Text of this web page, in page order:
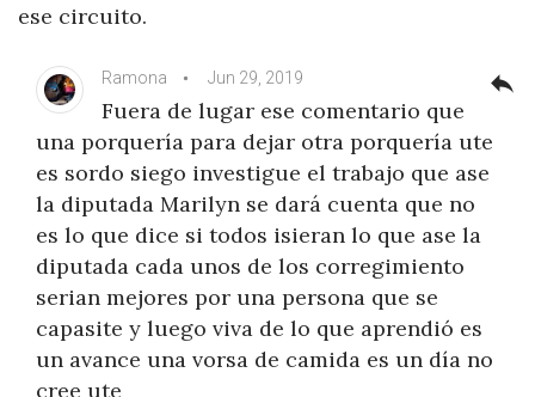
ese circuito.
Ramona Jun 29, 2019
Fuera de lugar ese comentario que
una porquería para dejar otra porquería ute
es sordo siego investigue el trabajo que ase
la diputada Marilyn se dará cuenta que no
es lo que dice si todos isieran lo que ase la
diputada cada unos de los corregimiento
serian mejores por una persona que se
capasite y luego viva de lo que aprendió es
un avance una vorsa de camida es un día no
cree ute
reply